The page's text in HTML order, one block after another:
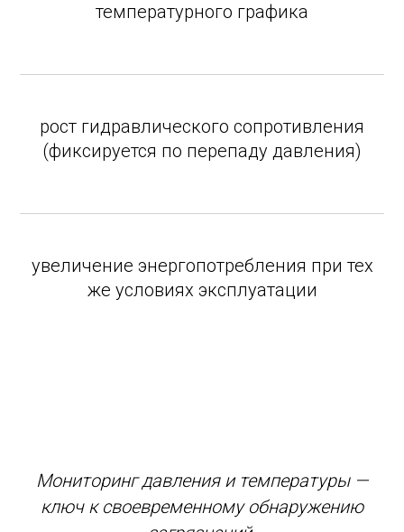
температурного графика
рост гидравлического сопротивления
(фиксируется по перепаду давления)
увеличение энергопотребления при тех
же условиях эксплуатации
Мониторинг давления и температуры —
ключ к своевременному обнаружению